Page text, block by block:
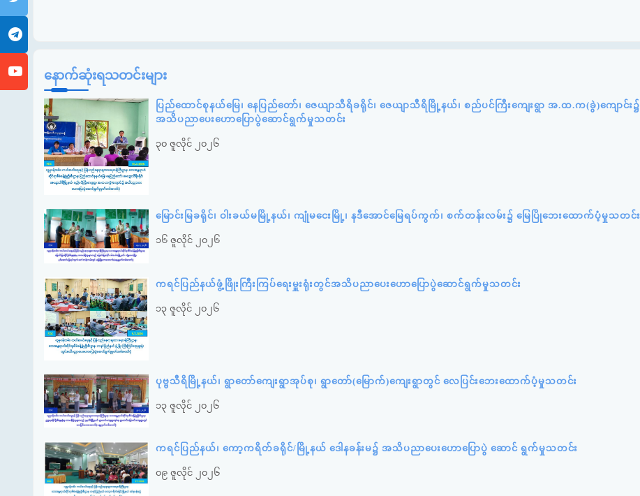
နောက်ဆုံးရသတင်းများ
ပြည်ထောင်စုနယ်မြေ၊ နေပြည်တော်၊ ဇေယျာသီရိခရိုင်၊ ဇေယျာသီရိမြို့နယ်၊ စည်ပင်ကြီးကျေးရွာ အ.ထ.က(ခွဲ)ကျောင်း၌
အသိပညာပေးဟောပြောပွဲဆောင်ရွက်မှုသတင်း
၃၀ ဇူလိုင် ၂၀၂၆
မြောင်းမြခရိုင်၊ ဝါးခယ်မမြို့နယ်၊ ကျုံမငေးမြို့၊ နဒီအောင်မြေရပ်ကွက်၊ စက်တန်းလမ်း၌ မြေပြိုဘေးထောက်ပံ့မှုသတင်း
၁၆ ဇူလိုင် ၂၀၂၆
ကရင်ပြည်နယ်ဖွံ့ဖြိုးကြီးကြပ်ရေးမှူးရုံးတွင်အသိပညာပေးဟောပြောပွဲဆောင်ရွက်မှုသတင်း
၁၃ ဇူလိုင် ၂၀၂၆
ပုဗ္ဗသီရိမြို့နယ်၊ ရွာတော်ကျေးရွာအုပ်စု၊ ရွာတော်(မြောက်)ကျေးရွာတွင် လေပြင်းဘေးထောက်ပံ့မှုသတင်း
၁၃ ဇူလိုင် ၂၀၂၆
ကရင်ပြည်နယ်၊ ကော့ကရိတ်ခရိုင်/မြို့နယ် ဒေါနခန်းမ၌ အသိပညာပေးဟောပြောပွဲ ဆောင် ရွက်မှုသတင်း
၀၉ ဇူလိုင် ၂၀၂၆